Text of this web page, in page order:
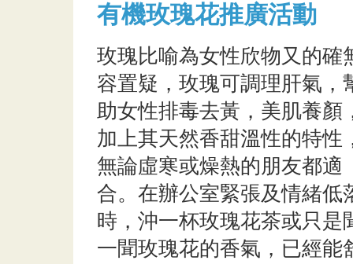
有機玫瑰花推廣活動
玫瑰比喻為女性欣物又的確
容置疑，玫瑰可調理肝氣，
助女性排毒去黃，美肌養顏
加上其天然香甜溫性的特性
無論虛寒或燥熱的朋友都適
合。在辦公室緊張及情緒低
時，沖一杯玫瑰花茶或只是
一聞玫瑰花的香氣，已經能